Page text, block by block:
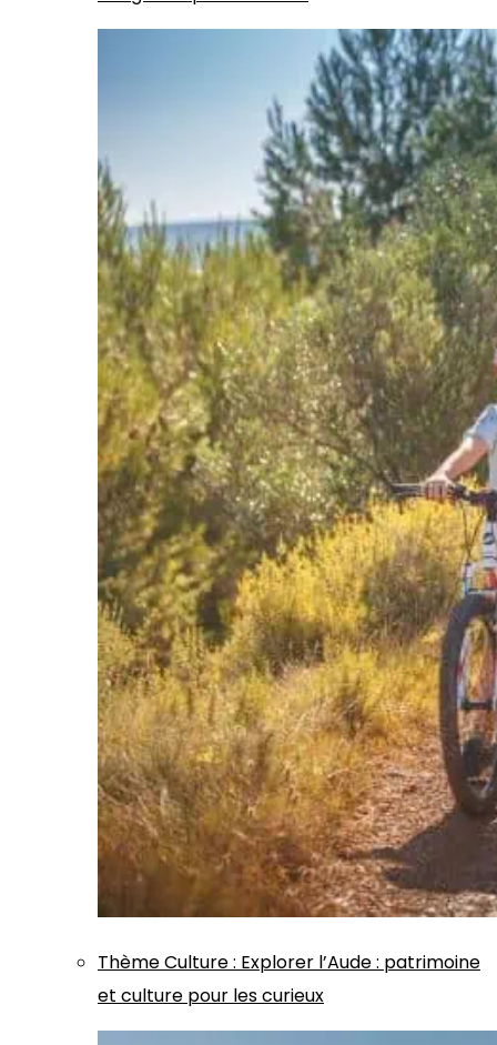
ThèmeCulture: Explorer l’Aude : patrimoine
et culture pour les curieux